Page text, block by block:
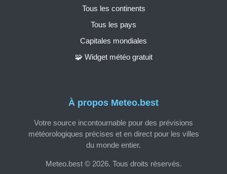
À propos Meteo.best
Votre source incontournable pour des prévisions
météorologiques précises et en direct pour les villes
du monde entier.
Meteo.best © 2026. Tous droits réservés.
Tous les continents
Tous les pays
Capitales mondiales
🧩 Widget météo gratuit